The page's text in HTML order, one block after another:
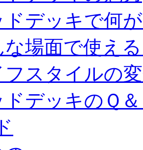
ドデッキで何
な場面で使え
フスタイルの
ドデッキのＱ